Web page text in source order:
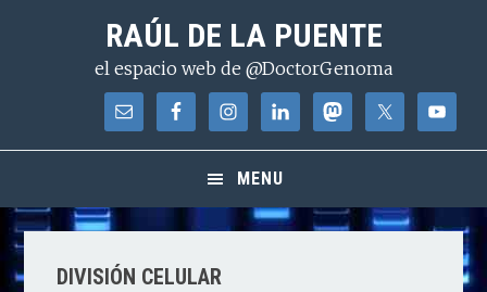
contenido
RAÚL DE LA PUENTE
el espacio web de @DoctorGenoma
MENU
DIVISIÓN CELULAR